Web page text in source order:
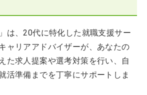
」は、20代に特化した就職支援サー
ャリアアドバイザーが、あなたの
た求人提案や選考対策を行い、自
活準備までを丁寧にサポートしま